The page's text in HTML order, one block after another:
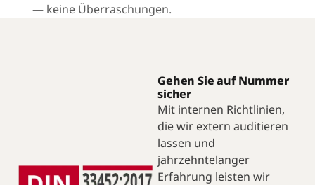
— keine Überraschungen.
Gehen Sie auf Nummer
sicher
Mit internen Richtlinien,
die wir extern auditieren
lassen und
jahrzehntelanger
Erfahrung leisten wir